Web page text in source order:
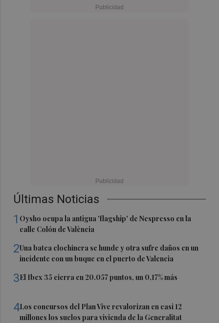
Últimas Noticias
1 Oysho ocupa la antigua 'flagship' de Nespresso en la
calle Colón de València
2Una batea clochinera se hunde y otra sufre daños en un
incidente con un buque en el puerto de Valencia
3El Ibex 35 cierra en 20.057 puntos, un 0,17% más
4Los concursos del Plan Vive revalorizan en casi 12
millones los suelos para vivienda de la Generalitat